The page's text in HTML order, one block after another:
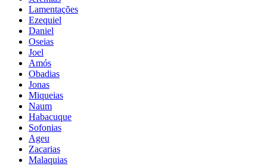
Lamentações
Ezequiel
Daniel
Oseias
Joel
Amós
Obadias
Jonas
Miqueias
Naum
Habacuque
Sofonias
Ageu
Zacarias
Malaquias